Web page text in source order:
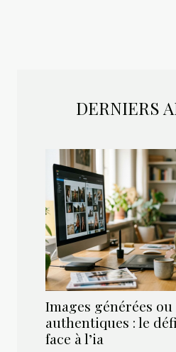
DERNIERS
Images générées
authentiques : le
face à l’ia